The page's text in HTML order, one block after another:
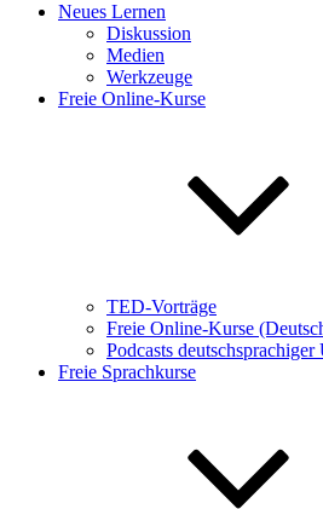
Neues Lernen
Diskussion
Medien
Werkzeuge
Freie Online-Kurse
TED-Vorträge
Freie Online-Kurse
Podcasts deutschsprachiger
Freie Sprachkurse